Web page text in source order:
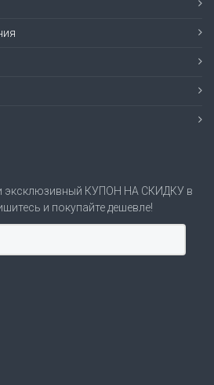
эксклюзивный КУПОН НА СКИДКУ в
и покупайте дешевле!